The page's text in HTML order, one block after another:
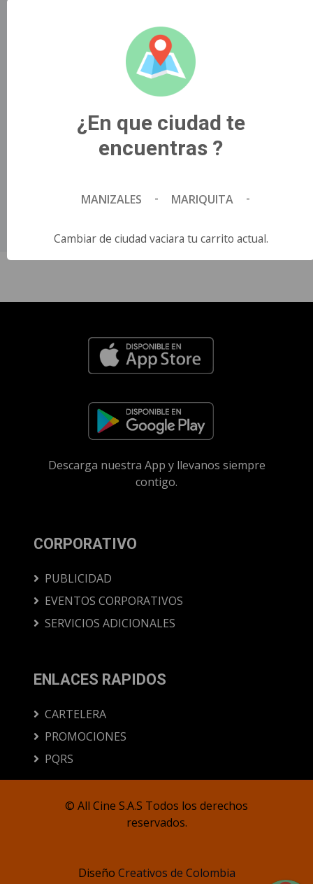
feroces del mundo. A los nuevos compañeros de equipo
de Will no les entusiasma tener a una cabrita en su
plantilla, pero Will está decidido a revolucionar el
deporte y demostrar de una vez por todas que «¡los
pequeños saben jugar!»..
Título Original
Descarga nuestra App y llevanos siempre
contigo.
CORPORATIVO
PUBLICIDAD
EVENTOS CORPORATIVOS
SERVICIOS ADICIONALES
ENLACES RAPIDOS
CARTELERA
PROMOCIONES
PQRS
© All Cine S.A.S Todos los derechos
reservados.
Diseño Creativos de Colombia
¿En que ciudad te
encuentras ?
MANIZALES - MARIQUITA -
Cambiar de ciudad vaciara tu carrito actual.